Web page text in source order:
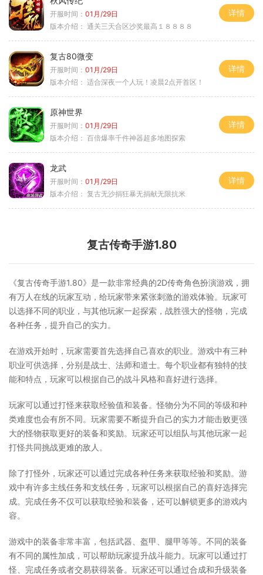
开服时间： 01月/29日
版本介绍： 通关三天合区沙奖最高１８８８８
详情
复古80微变
开服时间： 01月/29日
版本介绍： 适合深夜一个人玩！凌晨2点开首区！
详情
原神世界
开服时间： 01月/29日
版本介绍： 百倍爆率千件神器超多地图探索
详情
龙武
开服时间： 01月/29日
版本介绍： 复古无沙捐狂暴无捐献无限抗米
详情
复古传奇手游1.80
《复古传奇手游1.80》是一款非常经典的2D传奇角色扮演游戏，拥
有万人在线的玩家互动，给玩家带来紧张刺激的游戏体验。玩家可
以选择不同的职业，与其他玩家一起探索，战胜强大的怪物，完成
各种任务，提升自己的实力。
在游戏开始时，玩家需要首先选择自己喜欢的职业。游戏中有三种
职业可供选择，分别是战士、法师和道士。每个职业都有独特的技
能和特点，玩家可以根据自己的战斗风格和喜好进行选择。
玩家可以通过打怪来获取经验值和装备。怪物分为不同的等级和种
类难度也会有所不同。玩家需要不断提升自己的实力才能击败更强
大的怪物获取更好的装备和奖励。玩家还可以组队与其他玩家一起
打怪共同挑战更难的敌人。
除了打怪外，玩家还可以通过完成各种任务来获取经验和奖励。游
戏中有许多主线任务和支线任务，玩家可以根据自己的喜好选择完
成。完成任务不仅可以获取经验和装备，还可以解锁更多的游戏内
容。
游戏中的装备非常丰富，包括武器、盔甲、腿甲等等。不同的装备
有不同的属性加成，可以帮助玩家提升战斗能力。玩家可以通过打
怪、完成任务或者交易获得装备。玩家还可以通过合成和升级装备